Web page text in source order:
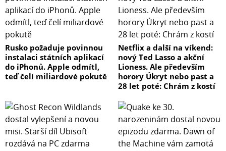
Rusko požaduje povinnou
instalaci státních aplikací
do iPhonů. Apple odmítl,
teď čelí miliardové pokutě
Netflix a další na víkend:
nový Ted Lasso a akční
Lioness. Ale především
horory Úkryt nebo past a
28 let poté: Chrám z kostí